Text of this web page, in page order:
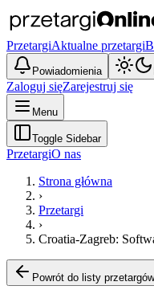
PrzetargiAktualne przetargi
Powiadomienia
Zaloguj sięZarejestruj się
Menu
Toggle Sidebar
PrzetargiO nas
Strona główna
›
Przetargi
›
Croatia-Zagreb:
Powrót do listy przetargów